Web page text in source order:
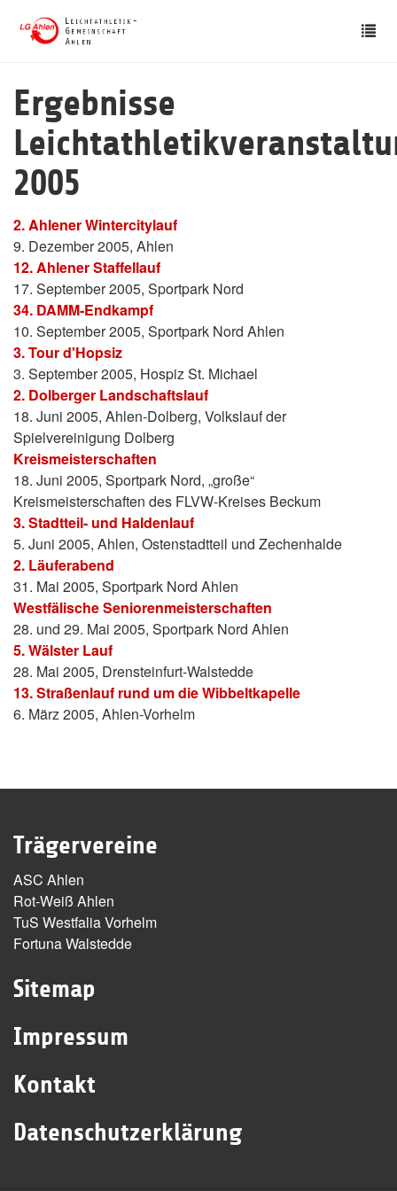
Ergebnisse
2005
2. Ahlener Wintercitylauf
9. Dezember 2005, Ahlen
12. Ahlener Staffellauf
17. September 2005, Sportpark Nord
34. DAMM-Endkampf
10. September 2005, Sportpark Nord Ahlen
3. Tour d'Hopsiz
3. September 2005, Hospiz St. Michael
2. Dolberger Landschaftslauf
18. Juni 2005, Ahlen-Dolberg, Volkslauf der
Spielvereinigung Dolberg
Kreismeisterschaften
18. Juni 2005, Sportpark Nord, „große“
Kreismeisterschaften des FLVW-Kreises Beckum
3. Stadtteil- und Haldenlauf
5. Juni 2005, Ahlen, Ostenstadtteil und Zechenhalde
2. Läuferabend
31. Mai 2005, Sportpark Nord Ahlen
Westfälische Seniorenmeisterschaften
28. und 29. Mai 2005, Sportpark Nord Ahlen
5. Wälster Lauf
28. Mai 2005, Drensteinfurt-Walstedde
13. Straßenlauf rund um die Wibbeltkapelle
6. März 2005, Ahlen-Vorhelm
Trägervereine
ASC Ahlen
Rot-Weiß Ahlen
TuS Westfalia Vorhelm
Fortuna Walstedde
Sitemap
Impressum
Kontakt
Datenschutzerklärung